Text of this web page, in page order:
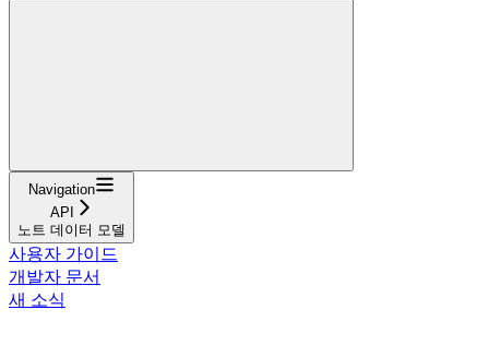
Navigation
API
노트 데이터 모델
사용자 가이드
개발자 문서
새 소식